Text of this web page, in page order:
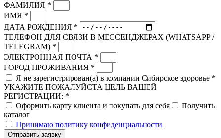
ФАМИЛИЯ *
ИМЯ *
ДАТА РОЖДЕНИЯ *
ТЕЛЕФОН ДЛЯ СВЯЗИ В МЕССЕНДЖЕРАХ (WHATSAPP /
TELEGRAM) *
ЭЛЕКТРОННАЯ ПОЧТА *
ГОРОД ПРОЖИВАНИЯ *
Я не зарегистрирован(а) в компании Сибирское здоровье *
УКАЖИТЕ ПОЖАЛУЙСТА ЦЕЛЬ ВАШЕЙ
РЕГИСТРАЦИИ: *
Оформить карту клиента и покупать для себя
Получить
каталог
Принимаю политику конфиденциальности
Отправить заявку